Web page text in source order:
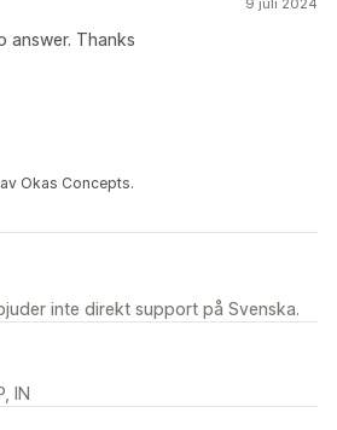
answer. Thanks
Okas Concepts.
inte direkt support på Svenska.
IN